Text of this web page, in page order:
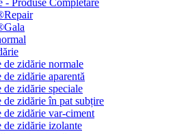
de zidărie normale
de zidărie aparentă
de zidărie speciale
de zidărie în pat subțire
de zidărie var-ciment
de zidărie izolante